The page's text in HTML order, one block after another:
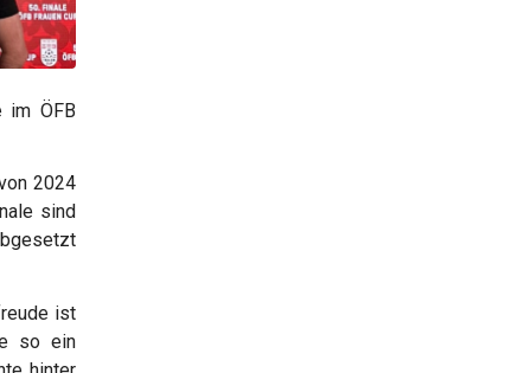
im ÖFB
2024
sind
ist
so ein